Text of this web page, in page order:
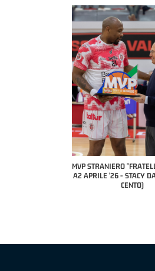
MVP "FRATELLI
DILAS B NAZIONALE
MARCO RESTELLI (TAV